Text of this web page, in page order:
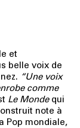
et
belle voix de
“Une voix
comme
Le Monde qui
note à
Pop mondiale,